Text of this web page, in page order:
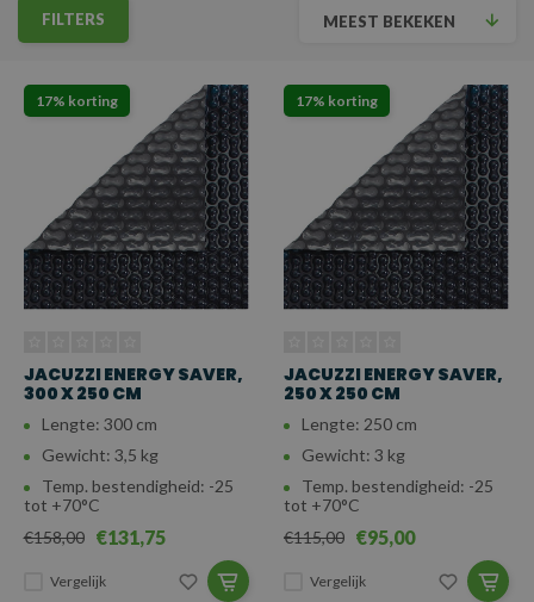
FILTERS MEEST BEKEKEN
17% korting
JACUZZI ENERGY SAVER,
300 X 250 CM
Lengte: 300 cm
Gewicht: 3,5 kg
Temp. bestendigheid: -25
tot +70°C
€158,00
€131,75
Vergelijk
17% korting
JACUZZI ENERGY SAVER,
250 X 250 CM
Lengte: 250 cm
Gewicht: 3 kg
Temp. bestendigheid: -25
tot +70°C
€115,00 €95,00
Vergelijk